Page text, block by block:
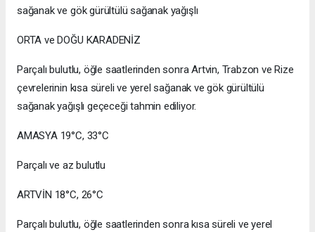
sağanak ve gök gürültülü sağanak yağışlı
ORTA ve DOĞU KARADENİZ
Parçalı bulutlu, öğle saatlerinden sonra Artvin, Trabzon ve Rize
çevrelerinin kısa süreli ve yerel sağanak ve gök gürültülü
sağanak yağışlı geçeceği tahmin ediliyor.
AMASYA 19°C, 33°C
Parçalı ve az bulutlu
ARTVİN 18°C, 26°C
Parçalı bulutlu, öğle saatlerinden sonra kısa süreli ve yerel